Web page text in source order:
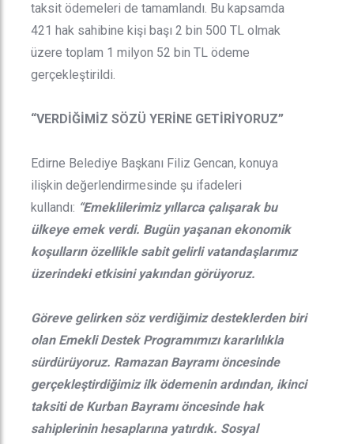
taksit ödemeleri de tamamlandı. Bu kapsamda
421 hak sahibine kişi başı 2 bin 500 TL olmak
üzere toplam 1 milyon 52 bin TL ödeme
gerçekleştirildi.
“VERDİĞİMİZ SÖZÜ YERİNE GETİRİYORUZ”
Edirne Belediye Başkanı Filiz Gencan, konuya
ilişkin değerlendirmesinde şu ifadeleri
kullandı: “Emeklilerimiz yıllarca çalışarak bu
ülkeye emek verdi. Bugün yaşanan ekonomik
koşulların özellikle sabit gelirli vatandaşlarımız
üzerindeki etkisini yakından görüyoruz.
Göreve gelirken söz verdiğimiz desteklerden biri
olan Emekli Destek Programımızı kararlılıkla
sürdürüyoruz. Ramazan Bayramı öncesinde
gerçekleştirdiğimiz ilk ödemenin ardından, ikinci
taksiti de Kurban Bayramı öncesinde hak
sahiplerinin hesaplarına yatırdık. Sosyal